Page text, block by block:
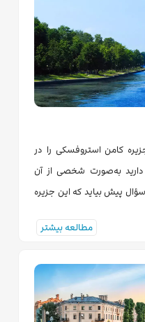
کامن استروفسکی را در
دارید به‌صورت شخصی از آن
سؤال پیش بیاید که این جزیره
مطالعه بیشتر